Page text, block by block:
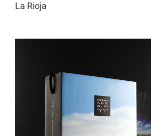
La Rioja